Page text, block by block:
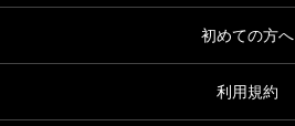
初めての方へ
利用規約